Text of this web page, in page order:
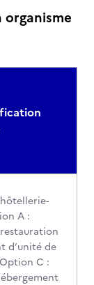
A :
d’unité de
C :